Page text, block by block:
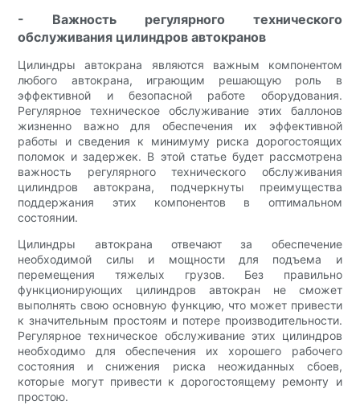
- Важность регулярного технического
обслуживания цилиндров автокранов
Цилиндры автокрана являются важным компонентом
любого автокрана, играющим решающую роль в
эффективной и безопасной работе оборудования.
Регулярное техническое обслуживание этих баллонов
жизненно важно для обеспечения их эффективной
работы и сведения к минимуму риска дорогостоящих
поломок и задержек. В этой статье будет рассмотрена
важность регулярного технического обслуживания
цилиндров автокрана, подчеркнуты преимущества
поддержания этих компонентов в оптимальном
состоянии.
Цилиндры автокрана отвечают за обеспечение
необходимой силы и мощности для подъема и
перемещения тяжелых грузов. Без правильно
функционирующих цилиндров автокран не сможет
выполнять свою основную функцию, что может привести
к значительным простоям и потере производительности.
Регулярное техническое обслуживание этих цилиндров
необходимо для обеспечения их хорошего рабочего
состояния и снижения риска неожиданных сбоев,
которые могут привести к дорогостоящему ремонту и
простою.